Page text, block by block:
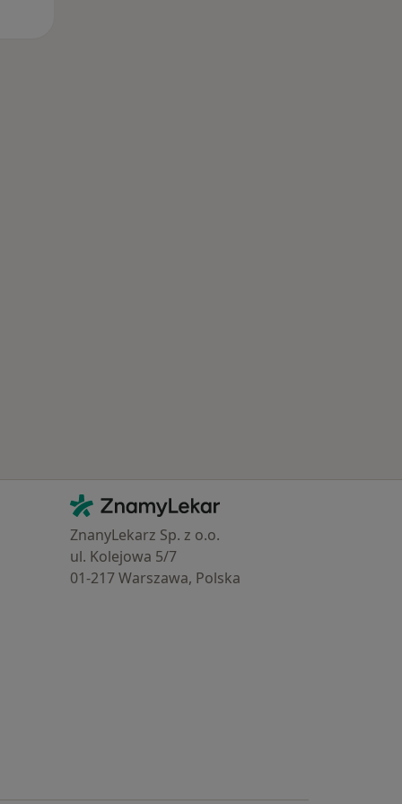
Kontakt
ZnamyLekar - Hlavní stránka
ZnanyLekarz Sp. z o.o.
ul. Kolejowa 5/7
01-217 Warszawa, Polska